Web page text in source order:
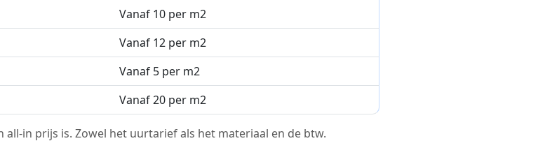
Vanaf 10 per m2
Vanaf 12 per m2
Vanaf 5 per m2
Vanaf 20 per m2
in prijs is. Zowel het uurtarief als het materiaal en de btw.